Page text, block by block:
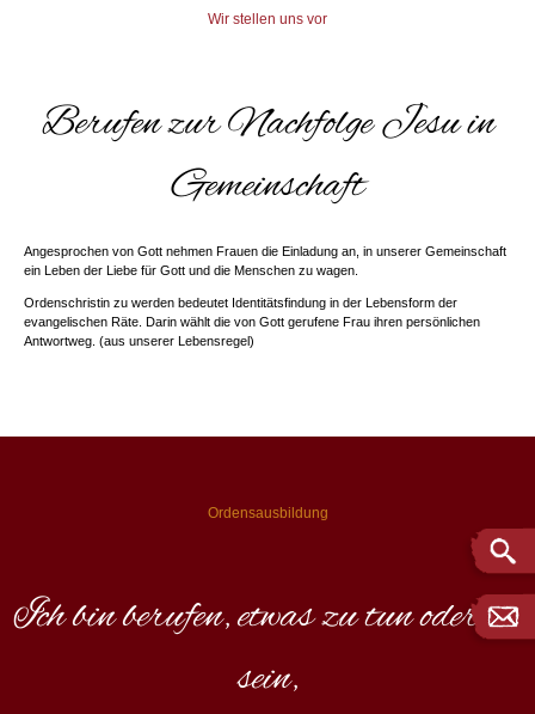
Wir stellen uns vor
Berufen zur Nachfolge Jesu in
Gemeinschaft
Angesprochen von Gott nehmen Frauen die Einladung an, in unserer Gemeinschaft
ein Leben der Liebe für Gott und die Menschen zu wagen.
Ordenschristin zu werden bedeutet Identitätsfindung in der Lebensform der
evangelischen Räte. Darin wählt die von Gott gerufene Frau ihren persönlichen
Antwortweg. (aus unserer Lebensregel)
Ordensausbildung
Ich bin berufen, etwas zu tun oder zu
sein,